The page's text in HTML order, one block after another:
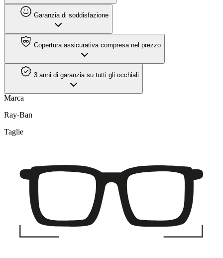
Garanzia di soddisfazione
Copertura assicurativa compresa nel prezzo
3 anni di garanzia su tutti gli occhiali
Marca
Ray-Ban
Taglie